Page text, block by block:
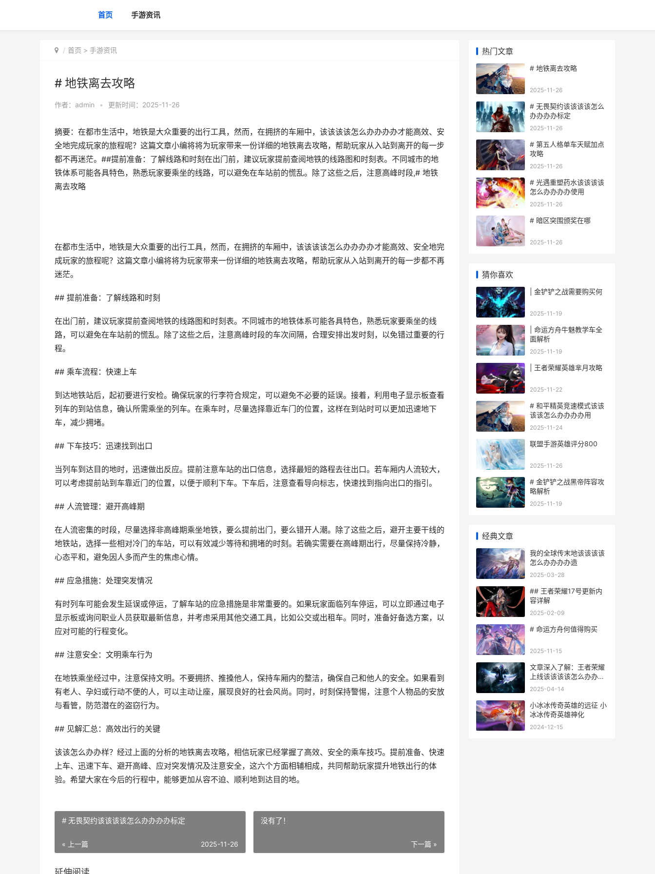
首页 手游资讯
首页 > 手游资讯
# 地铁离去攻略
作者： admin • 更新时间：2025-11-26
摘要：在都市生活中，地铁是大众重要的出行工具，然而，在拥挤的车厢中，该该该该怎么办办办办才能高效、安
全地完成玩家的旅程呢？这篇文章小编将将为玩家带来一份详细的地铁离去攻略，帮助玩家从入站到离开的每一步
都不再迷茫。##提前准备：了解线路和时刻在出门前，建议玩家提前查阅地铁的线路图和时刻表。不同城市的地
铁体系可能各具特色，熟悉玩家要乘坐的线路，可以避免在车站前的慌乱。除了这些之后，注意高峰时段,# 地铁
离去攻略
在都市生活中，地铁是大众重要的出行工具，然而，在拥挤的车厢中，该该该该怎么办办办办才能高效、安全地完
成玩家的旅程呢？这篇文章小编将将为玩家带来一份详细的地铁离去攻略，帮助玩家从入站到离开的每一步都不再
迷茫。
## 提前准备：了解线路和时刻
在出门前，建议玩家提前查阅地铁的线路图和时刻表。不同城市的地铁体系可能各具特色，熟悉玩家要乘坐的线
路，可以避免在车站前的慌乱。除了这些之后，注意高峰时段的车次间隔，合理安排出发时刻，以免错过重要的行
程。
## 乘车流程：快速上车
到达地铁站后，起初要进行安检。确保玩家的行李符合规定，可以避免不必要的延误。接着，利用电子显示板查看
列车的到站信息，确认所需乘坐的列车。在乘车时，尽量选择靠近车门的位置，这样在到站时可以更加迅速地下
车，减少拥堵。
## 下车技巧：迅速找到出口
当列车到达目的地时，迅速做出反应。提前注意车站的出口信息，选择最短的路程去往出口。若车厢内人流较大，
可以考虑提前站到车靠近门的位置，以便于顺利下车。下车后，注意查看导向标志，快速找到指向出口的指引。
## 人流管理：避开高峰期
在人流密集的时段，尽量选择非高峰期乘坐地铁，要么提前出门，要么错开人潮。除了这些之后，避开主要干线的
地铁站，选择一些相对冷门的车站，可以有效减少等待和拥堵的时刻。若确实需要在高峰期出行，尽量保持冷静，
心态平和，避免因人多而产生的焦虑心情。
## 应急措施：处理突发情况
有时列车可能会发生延误或停运，了解车站的应急措施是非常重要的。如果玩家面临列车停运，可以立即通过电子
显示板或询问职业人员获取最新信息，并考虑采用其他交通工具，比如公交或出租车。同时，准备好备选方案，以
应对可能的行程变化。
## 注意安全：文明乘车行为
在地铁乘坐经过中，注意保持文明。不要拥挤、推搡他人，保持车厢内的整洁，确保自己和他人的安全。如果看到
有老人、孕妇或行动不便的人，可以主动让座，展现良好的社会风尚。同时，时刻保持警惕，注意个人物品的安放
与看管，防范潜在的盗窃行为。
## 见解汇总：高效出行的关键
该该怎么办办样？经过上面的分析的地铁离去攻略，相信玩家已经掌握了高效、安全的乘车技巧。提前准备、快速
上车、迅速下车、避开高峰、应对突发情况及注意安全，这六个方面相辅相成，共同帮助玩家提升地铁出行的体
验。希望大家在今后的行程中，能够更加从容不迫、顺利地到达目的地。
# 无畏契约该该该该怎么办办办办标定
« 上一篇 2025-11-26
没有了！
下一篇 »
热门文章
# 地铁离去攻略
2025-11-26
# 无畏契约该该该该怎么
办办办办标定
2025-11-26
# 第五人格单车天赋加点
攻略
2025-11-26
# 光遇重塑药水该该该该
怎么办办办办使用
2025-11-26
# 暗区突围颁奖在哪
2025-11-26
猜你喜欢
| 金铲铲之战需要购买何
2025-11-19
| 命运方舟牛魅教学车全
面解析
2025-11-19
| 王者荣耀英雄芈月攻略
2025-11-22
# 和平精英竞速模式该该
该该怎么办办办办用
2025-11-24
联盟手游英雄评分800
2025-11-26
# 金铲铲之战黑帝阵容攻
略解析
2025-11-19
经典文章
我的全球传末地该该该该
怎么办办办办造
2025-03-28
## 王者荣耀17号更新内
容详解
2025-02-09
# 命运方舟何值得购买
2025-11-15
文章深入了解：王者荣耀
上线该该该该怎么办办办
办隐身
2025-04-14
小冰冰传奇英雄的远征 小
冰冰传奇英雄神化
2024-12-15